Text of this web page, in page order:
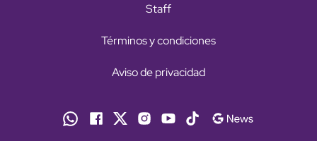
Staff
Términos y condiciones
Aviso de privacidad